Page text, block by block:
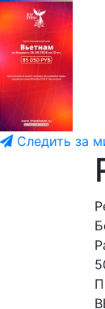
Следить за